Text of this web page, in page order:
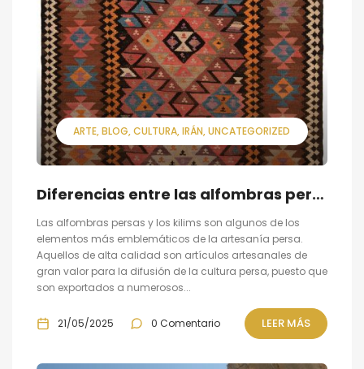
ARTE BLOG CULTURA IRÁN UNCATEGORIZED
Diferencias entre las alfombras persas y los kilims
Las alfombras persas y los kilims son algunos de los
elementos más emblemáticos de la artesanía persa.
Aquellos de alta calidad son artículos artesanales de
gran valor para la difusión de la cultura persa, puesto que
son exportados a numerosos...
21/05/2025 0 Comentario LEER MÁS